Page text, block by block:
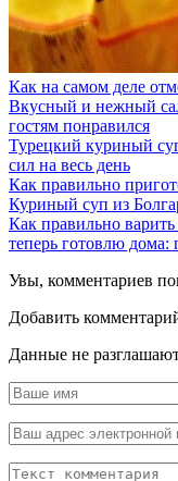
Как на самом деле
Вкусный и нежный
гостям понравился
Турецкий куриный
сил на весь день
Как правильно
Куриный суп из
Как правильно
теперь готовлю дома:
Увы, комментариев
Добавить
Данные не